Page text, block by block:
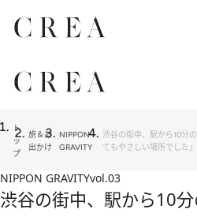
ト
ッ
プ
旅＆お
出かけ
NIPPON
GRAVITY
渋谷の街中、駅から10分
てもやさしい場所でした
NIPPON GRAVITYvol.03
渋谷の街中、駅から10